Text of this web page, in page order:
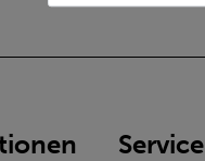
Service